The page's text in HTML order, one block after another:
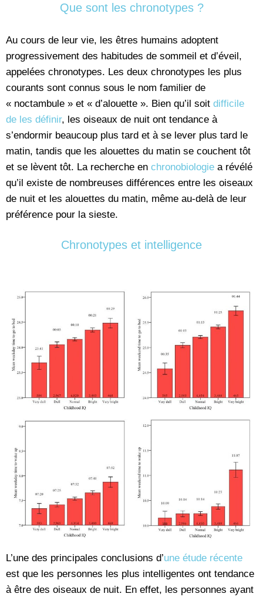
Que sont les chronotypes ?
Au cours de leur vie, les êtres humains adoptent
progressivement des habitudes de sommeil et d’éveil,
appelées chronotypes. Les deux chronotypes les plus
courants sont connus sous le nom familier de
« noctambule » et « d’alouette ». Bien qu’il soit difficile
de les définir, les oiseaux de nuit ont tendance à
s’endormir beaucoup plus tard et à se lever plus tard le
matin, tandis que les alouettes du matin se couchent tôt
et se lèvent tôt. La recherche en chronobiologie a révélé
qu’il existe de nombreuses différences entre les oiseaux
de nuit et les alouettes du matin, même au-delà de leur
préférence pour la sieste.
Chronotypes et intelligence
L’une des principales conclusions d’une étude récente
est que les personnes les plus intelligentes ont tendance
à être des oiseaux de nuit. En effet, les personnes ayant